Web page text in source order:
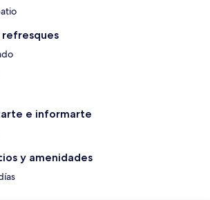
refresques
e informarte
y amenidades